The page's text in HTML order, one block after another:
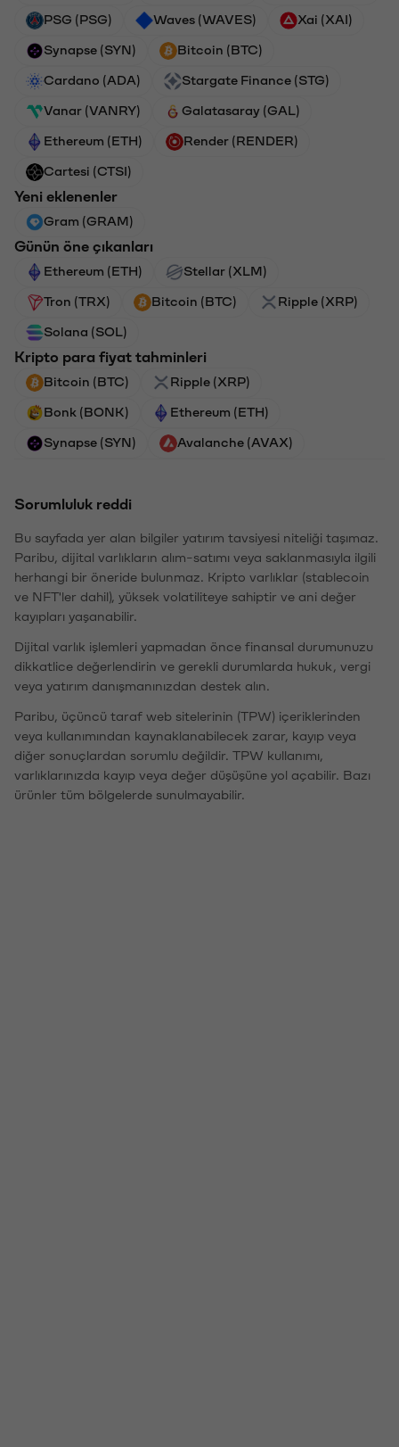
PSG (PSG) Waves (WAVES) Xai (XAI)
Synapse (SYN) Bitcoin (BTC)
Cardano (ADA) Stargate Finance (STG)
Vanar (VANRY) Galatasaray (GAL)
Ethereum (ETH) Render (RENDER)
Cartesi (CTSI)
Yeni eklenenler
Gram (GRAM)
Günün öne çıkanları
Ethereum (ETH) Stellar (XLM)
Tron (TRX) Bitcoin (BTC) Ripple (XRP)
Solana (SOL)
Kripto para fiyat tahminleri
Bitcoin (BTC) Ripple (XRP)
Bonk (BONK) Ethereum (ETH)
Synapse (SYN) Avalanche (AVAX)
Sorumluluk reddi
Bu sayfada yer alan bilgiler yatırım tavsiyesi niteliği taşımaz.
Paribu, dijital varlıkların alım-satımı veya saklanmasıyla ilgili
herhangi bir öneride bulunmaz. Kripto varlıklar (stablecoin
ve NFT'ler dahil), yüksek volatiliteye sahiptir ve ani değer
kayıpları yaşanabilir.
Dijital varlık işlemleri yapmadan önce finansal durumunuzu
dikkatlice değerlendirin ve gerekli durumlarda hukuk, vergi
veya yatırım danışmanınızdan destek alın.
Paribu, üçüncü taraf web sitelerinin (TPW) içeriklerinden
veya kullanımından kaynaklanabilecek zarar, kayıp veya
diğer sonuçlardan sorumlu değildir. TPW kullanımı,
varlıklarınızda kayıp veya değer düşüşüne yol açabilir. Bazı
ürünler tüm bölgelerde sunulmayabilir.